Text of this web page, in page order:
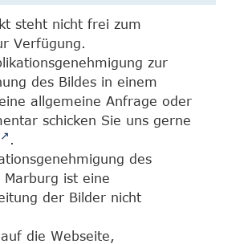
steht nicht frei zum
Verfügung.
zur
des Bildes in einem
allgemeine Anfrage oder
schicken Sie uns gerne
.
des
Marburg ist eine
der Bilder nicht
die Webseite,